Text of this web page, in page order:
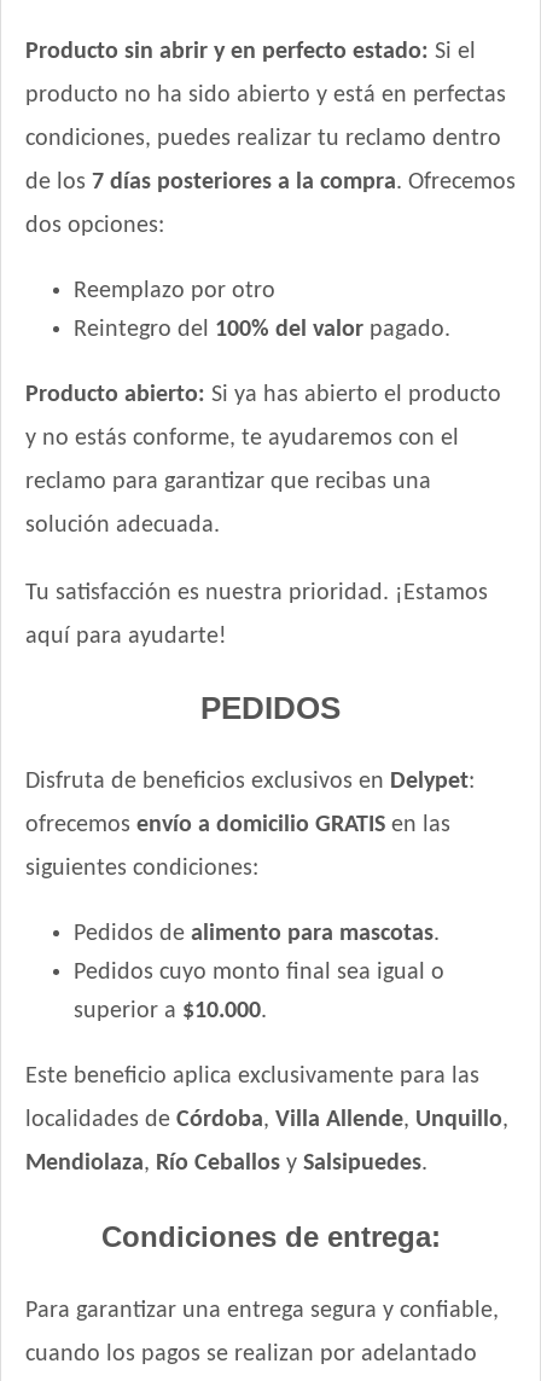
Producto sin abrir y en perfecto estado: Si el
producto no ha sido abierto y está en perfectas
condiciones, puedes realizar tu reclamo dentro
de los 7 días posteriores a la compra. Ofrecemos
dos opciones:
Reemplazo por otro
Reintegro del 100% del valor pagado.
Producto abierto: Si ya has abierto el producto
y no estás conforme, te ayudaremos con el
reclamo para garantizar que recibas una
solución adecuada.
Tu satisfacción es nuestra prioridad. ¡Estamos
aquí para ayudarte!
PEDIDOS
Disfruta de beneficios exclusivos en Delypet:
ofrecemos envío a domicilio GRATIS en las
siguientes condiciones:
Pedidos de alimento para mascotas.
Pedidos cuyo monto final sea igual o
superior a $10.000.
Este beneficio aplica exclusivamente para las
localidades de Córdoba, Villa Allende, Unquillo,
Mendiolaza, Río Ceballos y Salsipuedes.
Condiciones de entrega:
Para garantizar una entrega segura y confiable,
cuando los pagos se realizan por adelantado